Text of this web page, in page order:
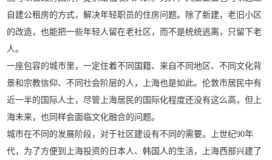
自建公租房的方式，解决年轻职员的住房问题。除了新建，老旧小区
的改造，也能把一些年轻人留在老社区，而不是统统逃离，只留下老
人。
一座包容的城市里，一定住着不同国籍、来自不同地区、不同文化背
景和宗教信仰、不同社会阶层的人，上海也是如此。伦敦市居民中有
近一半的国际人士，尽管上海居民的国际化程度还没有这么高，但上
海未来，也同样会面临文化融合的问题。
城市在不同的发展阶段，对于社区建设有不同的需要。上世纪90年
代，为了方便到上海投资的日本人、韩国人的生活，上海西部兴建了